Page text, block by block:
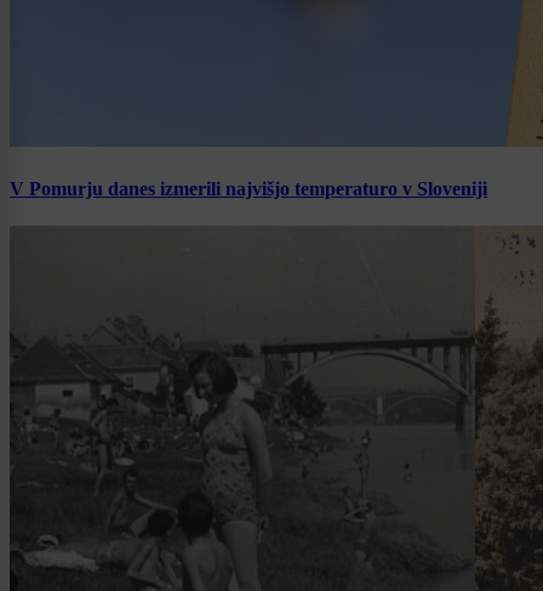
V Pomurju danes izmerili najvišjo temperaturo v Sloveniji